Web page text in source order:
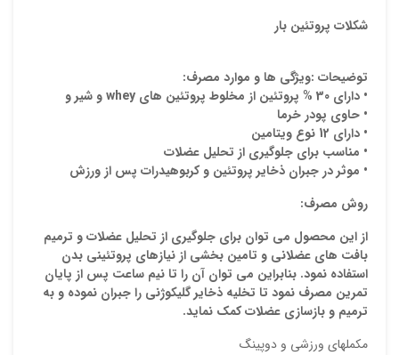
شكلات پروتئين بار
توضیحات :ويژگي ها و موارد مصرف:
• داراي 30 % پروتئين از مخلوط پروتئين هاي
wheyو شير و
• حاوي پودر خرما
• داراي 12 نوع ويتامين
• مناسب براي جلوگيري از تحليل عضلات
• موثر در جبران ذخاير پروتئين و كربوهيدرات پس از ورزش
روش مصرف:
از اين محصول مي توان براي جلوگيري از تحليل عضلات و ترميم
بافت هاي عضلاني و تامين بخشي از نيازهاي پروتئيني بدن
استفاده نمود. بنابراين مي توان آن را تا نيم ساعت پس از پايان
تمرين مصرف نمود تا تخليه ذخاير گليكوژني را جبران نموده و به
ترميم و بازسازي عضلات كمك نمايد.
مکملهای ورزشی و دوپینگ